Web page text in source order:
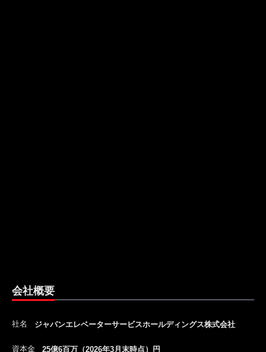
会社概要
社名 ジャパンエレベーターサービスホールディングス株式会社
資本金 25億6百万（2026年3月末時点）円